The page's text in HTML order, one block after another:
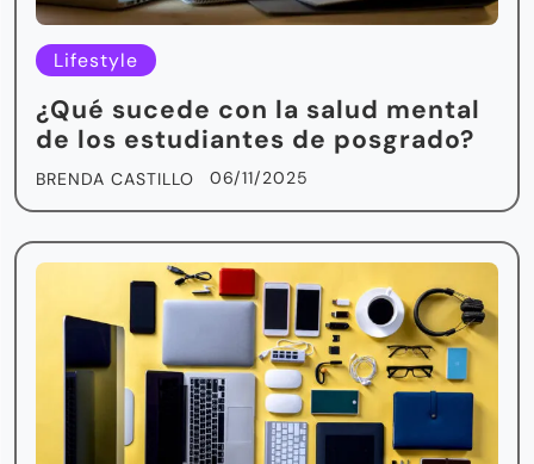
Lifestyle
¿Qué sucede con la salud mental
de los estudiantes de posgrado?
BRENDA CASTILLO 06/11/2025